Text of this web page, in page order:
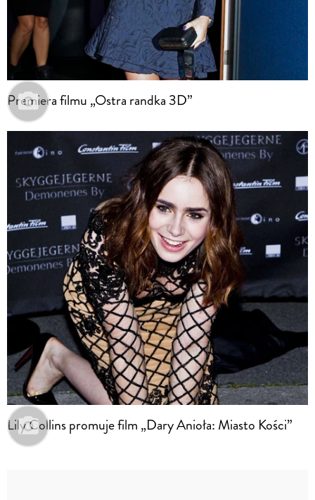
Premiera filmu „Ostra randka 3D”
Lily Collins promuje film „Dary Anioła: Miasto Kości”